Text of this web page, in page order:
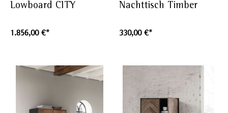
Lowboard CITY
1.856,00 €*
Nachttisch Timber
330,00 €*